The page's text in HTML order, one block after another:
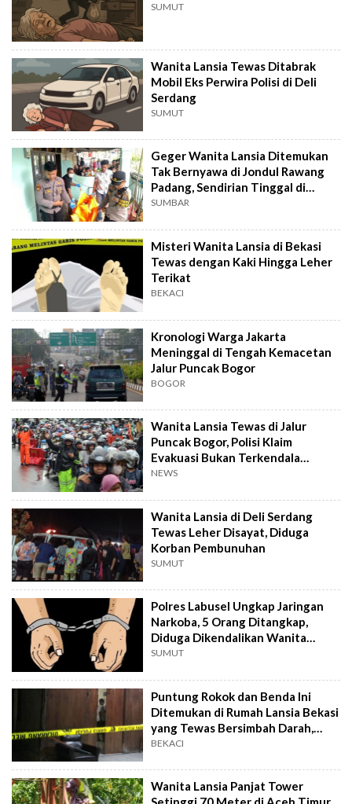
SUMUT
Wanita Lansia Tewas Ditabrak
Mobil Eks Perwira Polisi di Deli
Serdang
SUMUT
Geger Wanita Lansia Ditemukan
Tak Bernyawa di Jondul Rawang
Padang, Sendirian Tinggal di
Rumah!
SUMBAR
Misteri Wanita Lansia di Bekasi
Tewas dengan Kaki Hingga Leher
Terikat
BEKACI
Kronologi Warga Jakarta
Meninggal di Tengah Kemacetan
Jalur Puncak Bogor
BOGOR
Wanita Lansia Tewas di Jalur
Puncak Bogor, Polisi Klaim
Evakuasi Bukan Terkendala
karena Macet: Meninggal di
NEWS
Wanita Lansia di Deli Serdang
Tewas Leher Disayat, Diduga
Korban Pembunuhan
SUMUT
Polres Labusel Ungkap Jaringan
Narkoba, 5 Orang Ditangkap,
Diduga Dikendalikan Wanita
Lansia
SUMUT
Puntung Rokok dan Benda Ini
Ditemukan di Rumah Lansia Bekasi
yang Tewas Bersimbah Darah,
Polisi Bilang Begini
BEKACI
Wanita Lansia Panjat Tower